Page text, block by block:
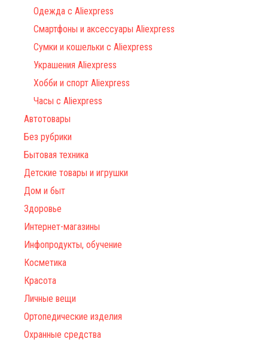
Одежда с Aliexpress
Смартфоны и аксессуары Aliexpress
Сумки и кошельки с Aliexpress
Украшения Aliexpress
Хобби и спорт Aliexpress
Часы с Aliexpress
Автотовары
Без рубрики
Бытовая техника
Детские товары и игрушки
Дом и быт
Здоровье
Интернет-магазины
Инфопродукты, обучение
Косметика
Красота
Личные вещи
Ортопедические изделия
Охранные средства